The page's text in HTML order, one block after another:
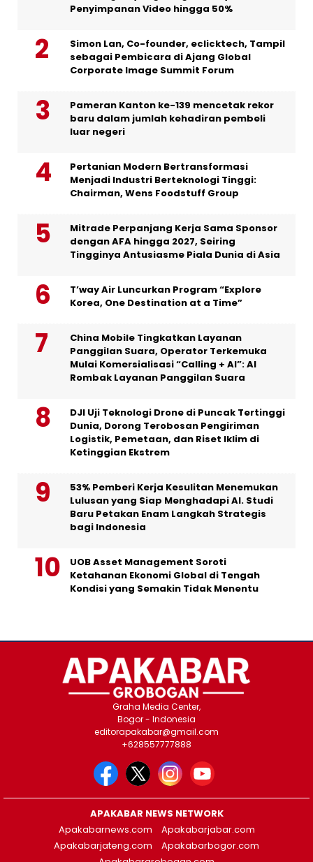
Penyimpanan Video hingga 50%
Simon Lan, Co-founder, eclicktech, Tampil
sebagai Pembicara di Ajang Global
Corporate Image Summit Forum
Pameran Kanton ke-139 mencetak rekor
baru dalam jumlah kehadiran pembeli
luar negeri
Pertanian Modern Bertransformasi
Menjadi Industri Berteknologi Tinggi:
Chairman, Wens Foodstuff Group
Mitrade Perpanjang Kerja Sama Sponsor
dengan AFA hingga 2027, Seiring
Tingginya Antusiasme Piala Dunia di Asia
T’way Air Luncurkan Program “Explore
Korea, One Destination at a Time”
China Mobile Tingkatkan Layanan
Panggilan Suara, Operator Terkemuka
Mulai Komersialisasi “Calling + AI”: AI
Rombak Layanan Panggilan Suara
DJI Uji Teknologi Drone di Puncak Tertinggi
Dunia, Dorong Terobosan Pengiriman
Logistik, Pemetaan, dan Riset Iklim di
Ketinggian Ekstrem
53% Pemberi Kerja Kesulitan Menemukan
Lulusan yang Siap Menghadapi AI. Studi
Baru Petakan Enam Langkah Strategis
bagi Indonesia
UOB Asset Management Soroti
Ketahanan Ekonomi Global di Tengah
Kondisi yang Semakin Tidak Menentu
Graha Media Center,
Bogor - Indonesia
editorapakabar@gmail.com
+628557777888
APAKABAR NEWS NETWORK
Apakabarnews.com
Apakabarjabar.com
Apakabarjateng.com
Apakabarbogor.com